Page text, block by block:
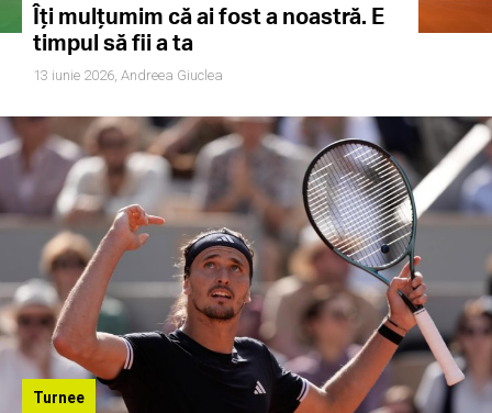
Îți mulțumim că ai fost a noastră. E
timpul să fii a ta
13 iunie 2026, Andreea Giuclea
Turnee